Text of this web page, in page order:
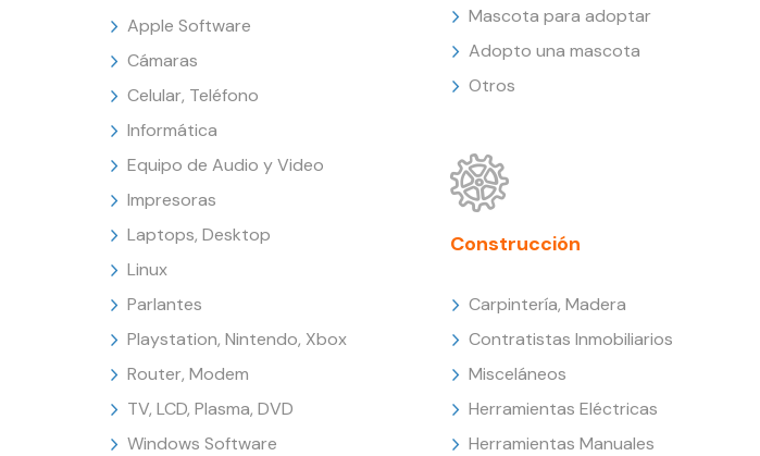
Apple Software
Cámaras
Celular, Teléfono
Informática
Equipo de Audio y Video
Impresoras
Laptops, Desktop
Linux
Parlantes
Playstation, Nintendo, Xbox
Router, Modem
TV, LCD, Plasma, DVD
Windows Software
Mascota para adoptar
Adopto una mascota
Otros
Construcción
Carpintería, Madera
Contratistas Inmobiliarios
Misceláneos
Herramientas Eléctricas
Herramientas Manuales